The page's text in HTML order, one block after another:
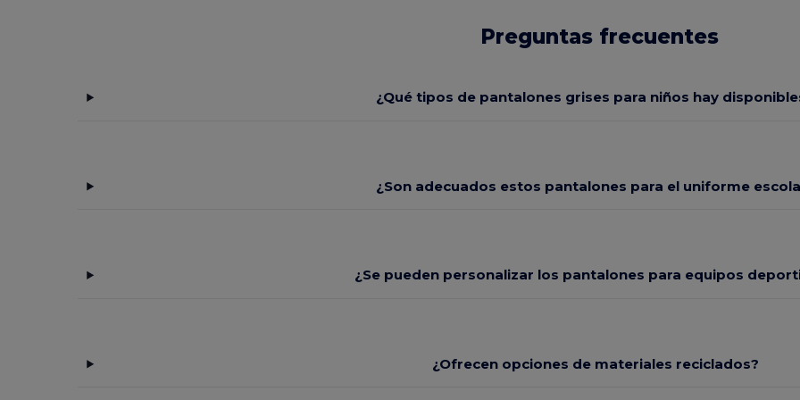
Preguntas frecuentes
¿Qué tipos de pantalones grises para niños hay
¿Son adecuados estos pantalones para el uniforme
¿Se pueden personalizar los pantalones para equipos
¿Ofrecen opciones de materiales reciclados?